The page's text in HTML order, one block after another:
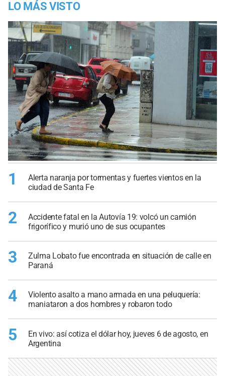
LO MÁS VISTO
1
Alerta naranja por tormentas y fuertes vientos en la
ciudad de Santa Fe
2
Accidente fatal en la Autovía 19: volcó un camión
frigorífico y murió uno de sus ocupantes
3
Zulma Lobato fue encontrada en situación de calle en
Paraná
4
Violento asalto a mano armada en una peluquería:
maniataron a dos hombres y robaron todo
5
En vivo: así cotiza el dólar hoy, jueves 6 de agosto, en
Argentina